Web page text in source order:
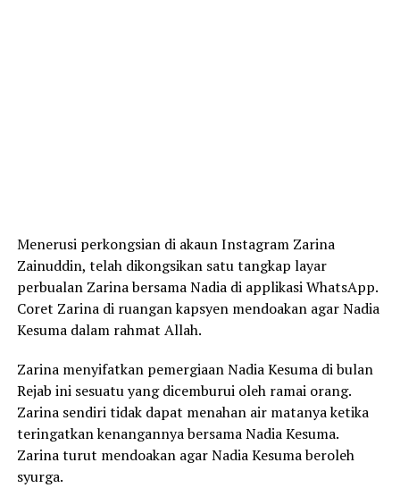
Menerusi perkongsian di akaun Instagram Zarina
Zainuddin, telah dikongsikan satu tangkap layar
perbualan Zarina bersama Nadia di applikasi WhatsApp.
Coret Zarina di ruangan kapsyen mendoakan agar Nadia
Kesuma dalam rahmat Allah.
Zarina menyifatkan pemergiaan Nadia Kesuma di bulan
Rejab ini sesuatu yang dicemburui oleh ramai orang.
Zarina sendiri tidak dapat menahan air matanya ketika
teringatkan kenangannya bersama Nadia Kesuma.
Zarina turut mendoakan agar Nadia Kesuma beroleh
syurga.